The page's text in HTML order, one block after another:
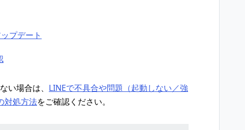
プデート
い場合は、 LINEで不具合や問題（起動しない／強
対処方法をご確認ください。